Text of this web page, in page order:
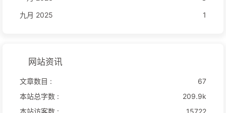
九月 2025
1
网站资讯
文章数目 :
67
本站总字数 :
209.9k